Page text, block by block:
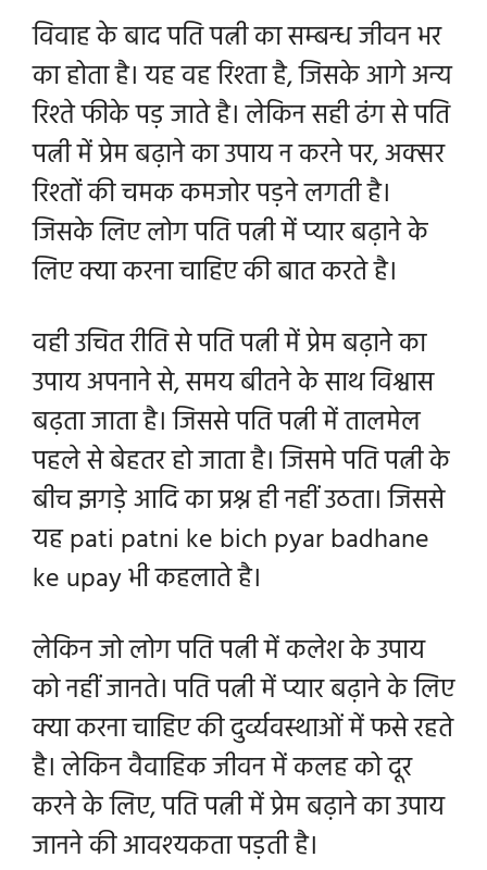
विवाह के बाद पति पत्नी का सम्बन्ध जीवन भर
का होता है। यह वह रिश्ता है, जिसकेआगे अन्य
रिश्ते फीके पड़ जाते है। लेकिन सही ढंग से पति
पत्नी में प्रेम बढ़ाने का उपाय न करने पर, अक्सर
रिश्तों की चमक कमजोर पड़ने लगती है।
जिसके लिए लोग पति पत्नी में प्यार बढ़ाने के
लिए क्या करना चाहिए की बात करते है।
वही उचित रीति से पति पत्नी में प्रेम बढ़ाने का
उपाय अपनाने से, समय बीतने के साथ विश्वास
बढ़ता जाता है। जिससे पति पत्नी में तालमेल
पहले से बेहतर हो जाता है। जिसमे पति पत्नी के
बीच झगड़े आदि का प्रश्न ही नहीं उठता। जिससे
यह pati patni ke bich pyar badhane
ke upay भी कहलाते है।
लेकिन जो लोग पति पत्नी में कलेश के उपाय
को नहीं जानते। पति पत्नी में प्यार बढ़ाने के लिए
क्या करना चाहिए की दुर्व्यवस्थाओं में फसे रहते
है। लेकिन वैवाहिक जीवन में कलह को दूर
करने के लिए, पति पत्नी में प्रेम बढ़ाने का उपाय
जानने की आवश्यकता पड़ती है।